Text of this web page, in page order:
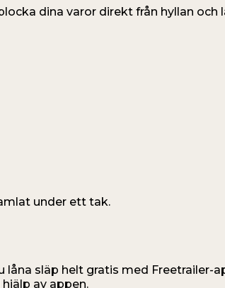
dina varor direkt från hyllan och
under ett tak.
släp helt gratis med Freetrailer-
av appen.